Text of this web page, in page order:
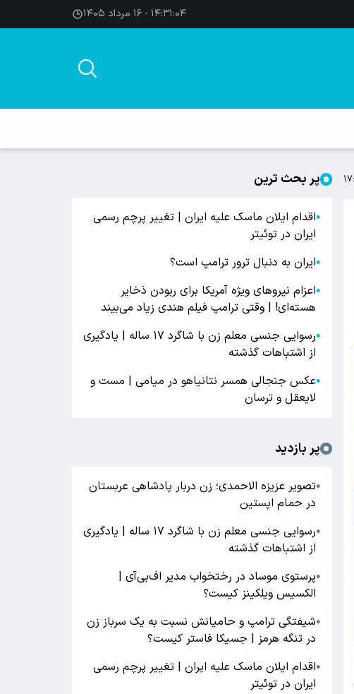
۱۴:۳۱:۰۵ - ۱۶ مرداد ۱۴۰۵
پر بحث ترین
●اقدام ایلان ماسک علیه ایران | تغییر پرچم رسمی
ایران در توئیتر
●ایران به دنبال ترور ترامپ است؟
●اعزام نیروهای ویژه آمریکا برای ربودن ذخایر
هسته‌ای! | وقتی ترامپ فیلم هندی زیاد می‌بیند
●
رسوایی جنسی معلم زن با شاگرد ۱۷ ساله | یادگیری
از اشتباهات گذشته
●عکس جنجالی همسر نتانیاهو در میامی | مست و
لایعقل و ترسان
پر بازدید
●تصویر عزیزه الاحمدی؛ زن دربار پادشاهی عربستان
در حمام اپستین
●
رسوایی جنسی معلم زن با شاگرد ۱۷ ساله | یادگیری
از اشتباهات گذشته
●پرستوی موساد در رختخواب مدیر اف‌بی‌آی |
الکسیس ویلکینز کیست؟
●شیفتگی ترامپ و حامیانش نسبت به یک سرباز زن
در تنگه هرمز | جسیکا فاستر کیست؟
●اقدام ایلان ماسک علیه ایران | تغییر پرچم رسمی
ایران در توئیتر